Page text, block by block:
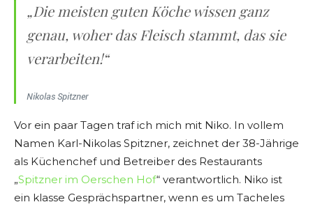
„Die meisten guten Köche wissen ganz
genau, woher das Fleisch stammt, das sie
verarbeiten!“
Nikolas Spitzner
Vor ein paar Tagen traf ich mich mit Niko. In vollem
Namen Karl-Nikolas Spitzner, zeichnet der 38-Jährige
als Küchenchef und Betreiber des Restaurants
„Spitzner im Oerschen Hof“ verantwortlich. Niko ist
ein klasse Gesprächspartner, wenn es um Tacheles